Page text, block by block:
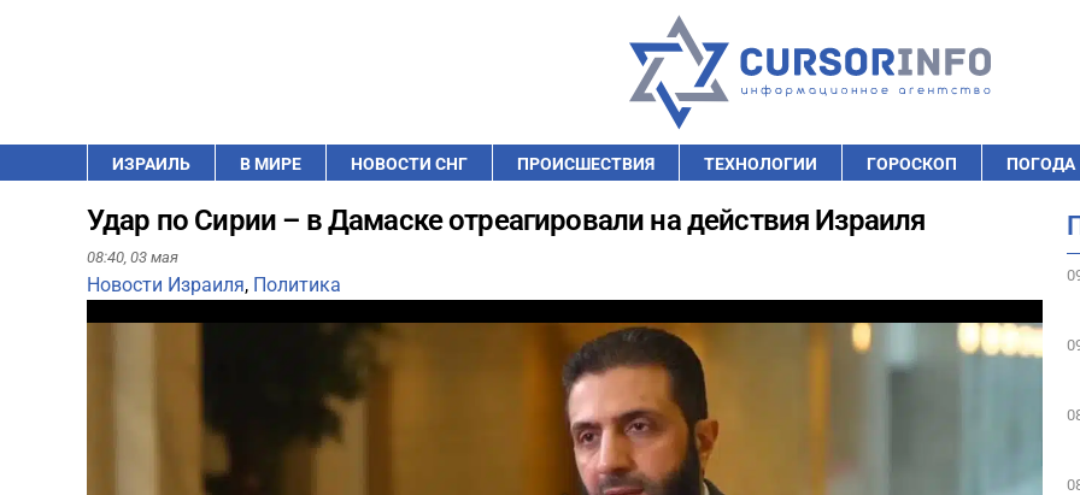
ИЗРАИЛЬ В МИРЕ НОВОСТИ СНГ ПРОИСШЕСТВИЯ ТЕХНОЛОГИИ ГОРОСКОП ПОГОДА
Удар по Сирии – в Дамаске отреагировали на действия Израиля
08:40, 03 мая
Новости Израиля, Политика